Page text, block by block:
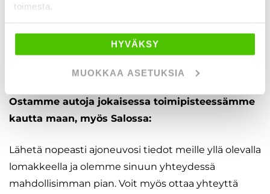
toimesta.
HYVÄKSY
MUOKKAA ASETUKSIA
Vaihdamme matkailuauton henkilöautoon
Meillä voit vaihtaa autosi myös halvempaan
Ostamme autoja jokaisessa toimipisteessämme
kautta maan, myös Salossa:
Lähetä nopeasti ajoneuvosi tiedot meille yllä olevalla
lomakkeella ja olemme sinuun yhteydessä
mahdollisimman pian. Voit myös ottaa yhteyttä